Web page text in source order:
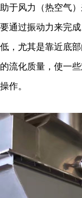
助于风力（热空气
要通过振动力来完
低，尤其是靠近底
的流化质量，使一
操作。